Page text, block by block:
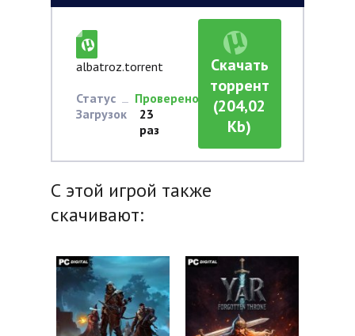
albatroz.torrent
Статус
Проверено
Загрузок
23
раз
Скачать
торрент
(204,02
Kb)
С этой игрой также
скачивают: